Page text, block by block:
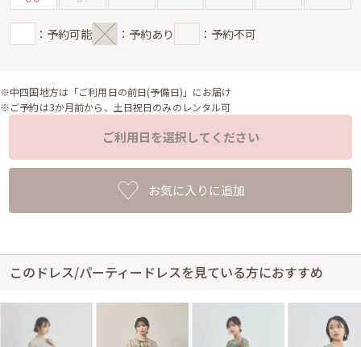
：予約可能 ：予約あり ：予約不可
※中四国地方は「ご利用日の前日(予備日)」にお届け
※ご予約は3か月前から、土日祝日のみのレンタル可
ご利用日を選択してください
お気に入りに追加
このドレス/パーティードレスを見ている方におすすめ